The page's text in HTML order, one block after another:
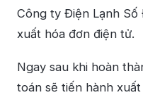
Công ty Điện Lạnh
xuất hóa đơn điện tử.
Ngay sau khi hoàn
toán sẽ tiến hành